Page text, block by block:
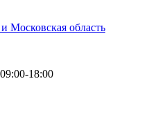
Московская область
18:00